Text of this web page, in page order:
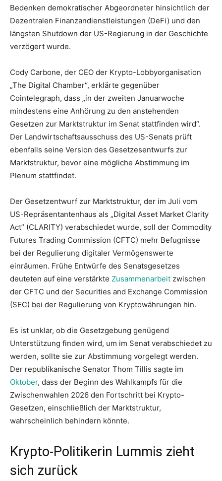
Bedenken demokratischer Abgeordneter hinsichtlich der
Dezentralen Finanzandienstleistungen (DeFi) und den
längsten Shutdown der US-Regierung in der Geschichte
verzögert wurde.
Cody Carbone, der CEO der Krypto-Lobbyorganisation
„The Digital Chamber“, erklärte gegenüber
Cointelegraph, dass „in der zweiten Januarwoche
mindestens eine Anhörung zu den anstehenden
Gesetzen zur Marktstruktur im Senat stattfinden wird“.
Der Landwirtschaftsausschuss des US-Senats prüft
ebenfalls seine Version des Gesetzesentwurfs zur
Marktstruktur, bevor eine mögliche Abstimmung im
Plenum stattfindet.
Der Gesetzentwurf zur Marktstruktur, der im Juli vom
US-Repräsentantenhaus als „Digital Asset Market Clarity
Act” (CLARITY) verabschiedet wurde, soll der Commodity
Futures Trading Commission (CFTC) mehr Befugnisse
bei der Regulierung digitaler Vermögenswerte
einräumen. Frühe Entwürfe des Senatsgesetzes
deuteten auf eine verstärkte Zusammenarbeit zwischen
der CFTC und der Securities and Exchange Commission
(SEC) bei der Regulierung von Kryptowährungen hin.
Es ist unklar, ob die Gesetzgebung genügend
Unterstützung finden wird, um im Senat verabschiedet zu
werden, sollte sie zur Abstimmung vorgelegt werden.
Der republikanische Senator Thom Tillis sagte im
Oktober, dass der Beginn des Wahlkampfs für die
Zwischenwahlen 2026 den Fortschritt bei Krypto-
Gesetzen, einschließlich der Marktstruktur,
wahrscheinlich behindern könnte.
Krypto-Politikerin Lummis zieht
sich zurück